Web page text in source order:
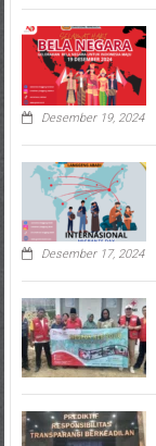
Desember 19, 2024
Desember 17, 2024